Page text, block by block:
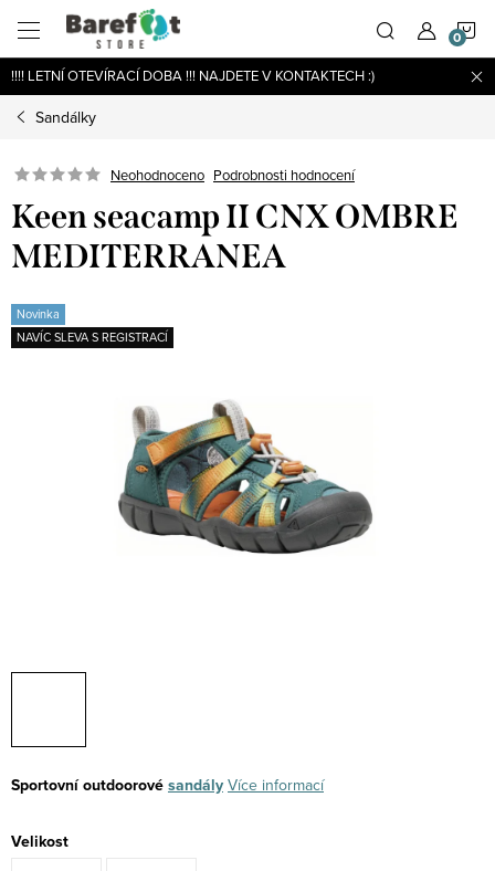
obsah
!!!! LETNÍ OTEVÍRACÍ DOBA !!! NAJDETE V KONTAKTECH :)
Sandálky
Neohodnoceno Podrobnosti hodnocení
Keen seacamp II CNX OMBRE
MEDITERRANEA
Novinka
NAVÍC SLEVA S REGISTRACÍ
Sportovní outdoorovésandály Více informací
Velikost